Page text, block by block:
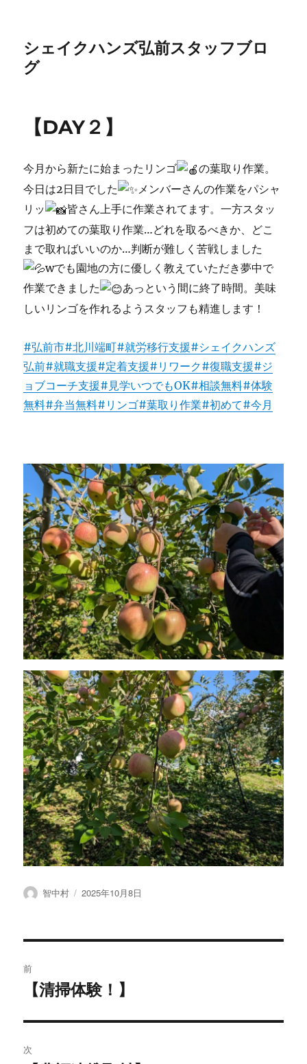
シェイクハンズ弘前スタッフブロ
グ
【DAY２】
今月から新たに始まったリンゴ
の葉取り作業。
今日は2日目でした
メンバーさんの作業をパシャ
リッ
皆さん上手に作業されてます。一方スタッ
フは初めての葉取り作業…どれを取るべきか、どこ
まで取ればいいのか…判断が難しく苦戦しました
wでも園地の方に優しく教えていただき夢中で
作業できました
あっという間に終了時間。美味
しいリンゴを作れるようスタッフも精進します！
#弘前市#北川端町#就労移行支援#シェイクハンズ
弘前#就職支援#定着支援#リワーク#復職支援#ジ
ョブコーチ支援#見学いつでもOK#相談無料#体験
無料#弁当無料#リンゴ#葉取り作業#初めて#今月
投
智中村
投
2025年10月8日
稿
ビ
前
投
稿:
【清掃体験！】
次